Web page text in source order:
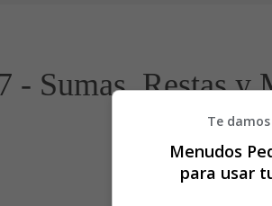
- Sumas, Restas
Fichas con
Te
Menudos
para usar